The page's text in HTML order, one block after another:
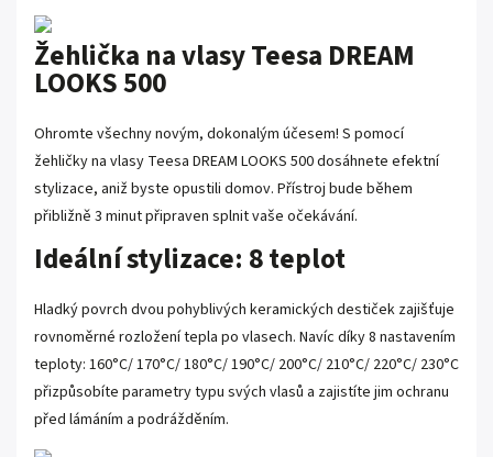
Žehlička na vlasy Teesa DREAM
LOOKS 500
Ohromte všechny novým, dokonalým účesem! S pomocí
žehličky na vlasy Teesa DREAM LOOKS 500 dosáhnete efektní
stylizace, aniž byste opustili domov. Přístroj bude během
přibližně 3 minut připraven splnit vaše očekávání.
Ideální stylizace: 8 teplot
Hladký povrch dvou pohyblivých keramických destiček zajišťuje
rovnoměrné rozložení tepla po vlasech. Navíc díky 8 nastavením
teploty: 160°C/ 170°C/ 180°C/ 190°C/ 200°C/ 210°C/ 220°C/ 230°C
přizpůsobíte parametry typu svých vlasů a zajistíte jim ochranu
před lámáním a podrážděním.